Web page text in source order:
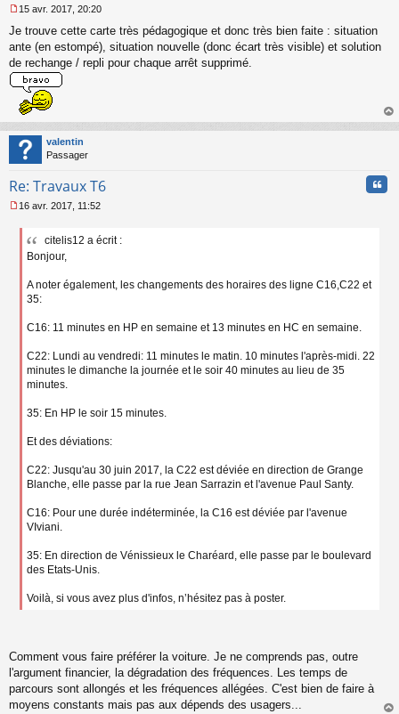
e
s
s
a
g
e
n
o
n
u
15 avr. 2017, 20:20
Je trouve cette carte très pédagogique et donc très bien faite : situation
ante (en estompé), situation nouvelle (donc écart très visible) et solution
de rechange / repli pour chaque arrêt supprimé.
au
valentin
Passager
Re: Travaux T6
e
16 avr. 2017, 11:52
citelis12 a écrit :
Bonjour,
A noter également, les changements des horaires des ligne C16,C22 et
35:
C16: 11 minutes en HP en semaine et 13 minutes en HC en semaine.
C22: Lundi au vendredi: 11 minutes le matin. 10 minutes l'après-midi. 22
minutes le dimanche la journée et le soir 40 minutes au lieu de 35
minutes.
35: En HP le soir 15 minutes.
Et des déviations:
C22: Jusqu'au 30 juin 2017, la C22 est déviée en direction de Grange
Blanche, elle passe par la rue Jean Sarrazin et l'avenue Paul Santy.
C16: Pour une durée indéterminée, la C16 est déviée par l'avenue
VIviani.
35: En direction de Vénissieux le Charéard, elle passe par le boulevard
des Etats-Unis.
Voilà, si vous avez plus d'infos, n’hésitez pas à poster.
Comment vous faire préférer la voiture. Je ne comprends pas, outre
l'argument financier, la dégradation des fréquences. Les temps de
parcours sont allongés et les fréquences allégées. C'est bien de faire à
moyens constants mais pas aux dépends des usagers...